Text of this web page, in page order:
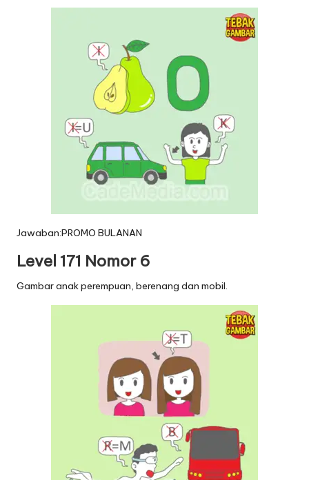
Jawaban:PROMO BULANAN
Level 171 Nomor 6
Gambar anak perempuan, berenang dan mobil.